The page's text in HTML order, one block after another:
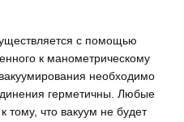
с помощью
к манометрическому
необходимо
герметичны. Любые
тому, что вакуум не будет